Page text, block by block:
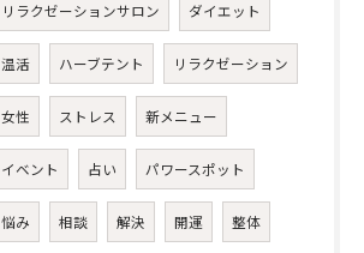
リラクゼーションサロン ダイエット
温活 ハーブテント リラクゼーション
女性 ストレス 新メニュー
イベント 占い パワースポット
悩み 相談 解決 開運 整体